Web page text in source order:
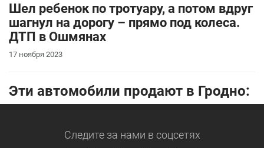
Шел ребенок по тротуару, а потом вдруг
шагнул на дорогу – прямо под колеса.
ДТП в Ошмянах
17 ноября 2023
Эти автомобили продают в Гродно:
Следите за нами в соцсетях